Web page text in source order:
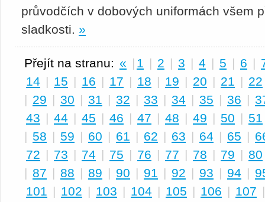
průvodčích v dobových uniformách všem
sladkosti. »
Přejít na stranu: « | 1 | 2 | 3 | 4 | 5 | 6 |
14 | 15 | 16 | 17 | 18 | 19 | 20 | 21 | 22
| 29 | 30 | 31 | 32 | 33 | 34 | 35 | 36 |
43 | 44 | 45 | 46 | 47 | 48 | 49 | 50 | 51
| 58 | 59 | 60 | 61 | 62 | 63 | 64 | 65 |
72 | 73 | 74 | 75 | 76 | 77 | 78 | 79 | 80
| 87 | 88 | 89 | 90 | 91 | 92 | 93 | 94 |
101 | 102 | 103 | 104 | 105 | 106 | 107